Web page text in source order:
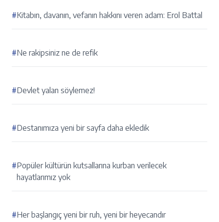
#Kitabın, davanın, vefanın hakkını veren adam: Erol Battal
#Ne rakipsiniz ne de refik
#Devlet yalan söylemez!
#Destanımıza yeni bir sayfa daha ekledik
#Popüler kültürün kutsallarına kurban verilecek
hayatlarımız yok
#Her başlangıç yeni bir ruh, yeni bir heyecandır